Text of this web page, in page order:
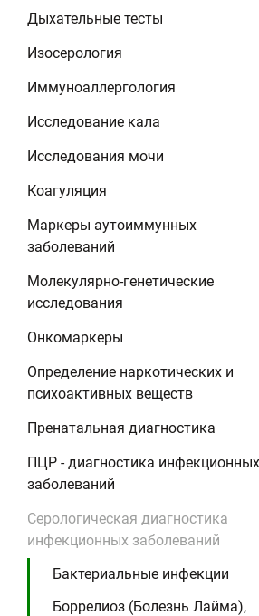
Дыхательные тесты
Изосерология
Иммуноаллергология
Исследование кала
Исследования мочи
Коагуляция
Маркеры аутоиммунных
заболеваний
Молекулярно-генетические
исследования
Онкомаркеры
Определение наркотических и
психоактивных веществ
Пренатальная диагностика
ПЦР - диагностика инфекционных
заболеваний
Серологическая диагностика
инфекционных заболеваний
Бактериальные инфекции
Боррелиоз (Болезнь Лайма),